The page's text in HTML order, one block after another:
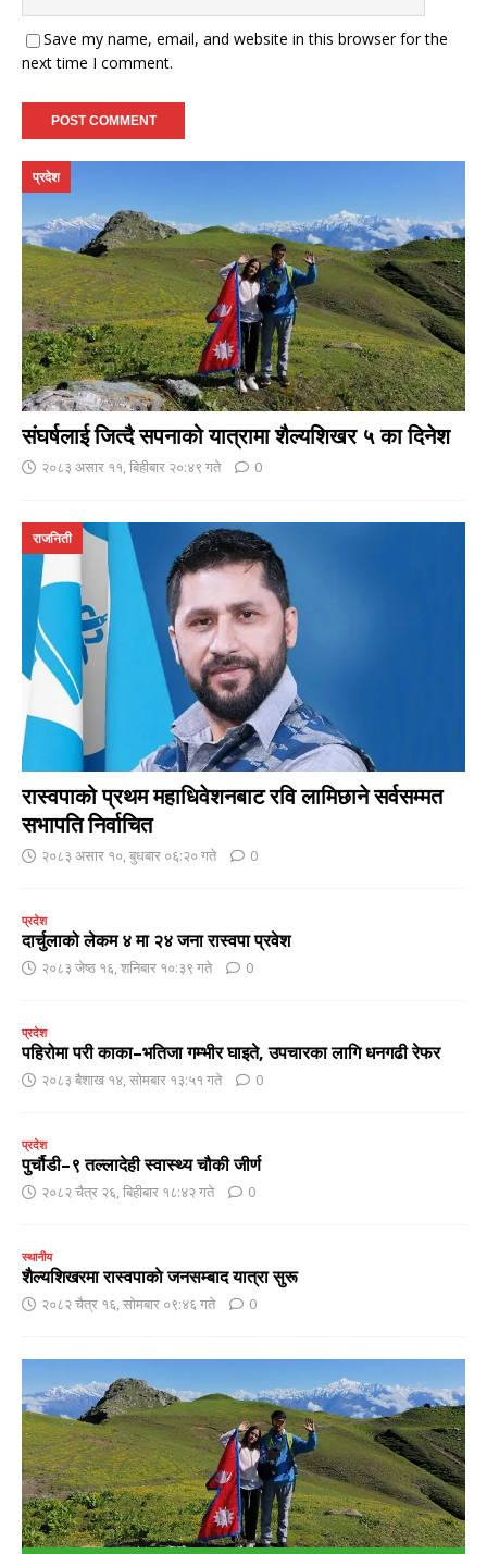
Save my name, email, and website in this browser for the
next time I comment.
संघर्षलाई जित्दै सपनाको यात्रामा शैल्यशिखर ५ का दिनेश
प्रदेश
२०८३ असार ११, बिहीबार २०:४९ गते 0
रास्वपाको प्रथम महाधिवेशनबाट रवि लामिछाने सर्वसम्मत
सभापति निर्वाचित
राजनिती
२०८३ असार १०, बुधबार ०६:२० गते 0
प्रदेश
दार्चुलाको लेकम ४ मा २४ जना रास्वपा प्रवेश
२०८३ जेष्ठ १६, शनिबार १०:३९ गते 0
प्रदेश
पहिरोमा परी काका–भतिजा गम्भीर घाइते, उपचारका लागि धनगढी रेफर
२०८३ बैशाख १४, सोमबार १३:५१ गते 0
प्रदेश
पुर्चौडी–९ तल्लादेही स्वास्थ्य चौकी जीर्ण
२०८२ चैत्र २६, बिहीबार १८:४२ गते 0
स्थानीय
शैल्यशिखरमा रास्वपाकाे जनसम्बाद यात्रा सुरू
२०८२ चैत्र १६, सोमबार ०९:४६ गते 0